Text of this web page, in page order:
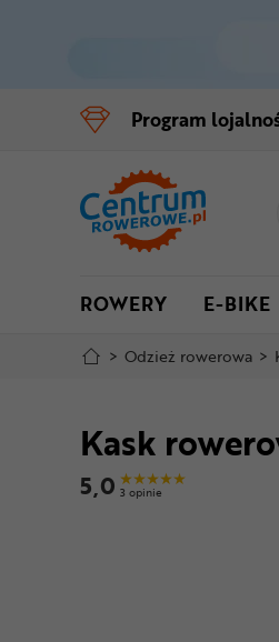
Menu
Informacje o
Do koszyka
Szczegółowe
Mapa
Program
ROWERY E-BIKE
> Odzież rowerowa >
Kask
5,0 3 opinie